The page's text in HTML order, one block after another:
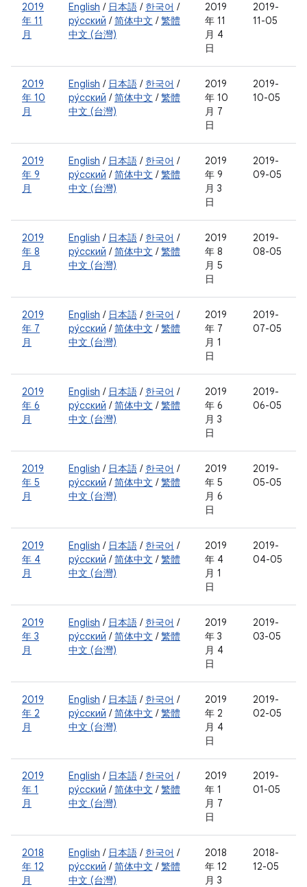
2019
年 11
月
English / 日本語 / 한국어 /
ру́сский /简体中文 /繁體
中文 (台灣)
2019
年 11
月 4
日
2019-
11-05
2019
年 10
月
English / 日本語 / 한국어 /
ру́сский /简体中文 /繁體
中文 (台灣)
2019
年 10
月 7
日
2019-
10-05
2019
年 9
月
English / 日本語 / 한국어 /
ру́сский /简体中文 /繁體
中文 (台灣)
2019
年 9
月 3
日
2019-
09-05
2019
年 8
月
English / 日本語 / 한국어 /
ру́сский /简体中文 /繁體
中文 (台灣)
2019
年 8
月 5
日
2019-
08-05
2019
年 7
月
English / 日本語 / 한국어 /
ру́сский /简体中文 /繁體
中文 (台灣)
2019
年 7
月 1
日
2019-
07-05
2019
年 6
月
English / 日本語 / 한국어 /
ру́сский /简体中文 /繁體
中文 (台灣)
2019
年 6
月 3
日
2019-
06-05
2019
年 5
月
English / 日本語 / 한국어 /
ру́сский /简体中文 /繁體
中文 (台灣)
2019
年 5
月 6
日
2019-
05-05
2019
年 4
月
English / 日本語 / 한국어 /
ру́сский /简体中文 /繁體
中文 (台灣)
2019
年 4
月 1
日
2019-
04-05
2019
年 3
月
English / 日本語 / 한국어 /
ру́сский /简体中文 /繁體
中文 (台灣)
2019
年 3
月 4
日
2019-
03-05
2019
年 2
月
English / 日本語 / 한국어 /
ру́сский /简体中文 /繁體
中文 (台灣)
2019
年 2
月 4
日
2019-
02-05
2019
年 1
月
English / 日本語 / 한국어 /
ру́сский /简体中文 /繁體
中文 (台灣)
2019
年 1
月 7
日
2019-
01-05
2018
年 12
月
English / 日本語 / 한국어 /
ру́сский /简体中文 /繁體
中文 (台灣)
2018
年 12
月 3
2018-
12-05